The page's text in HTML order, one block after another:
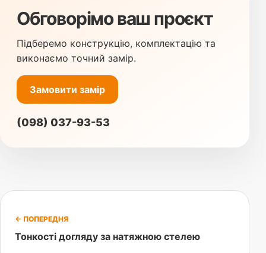
Обговорімо ваш проєкт
Підберемо конструкцію, комплектацію та
виконаємо точний замір.
Замовити замір
(098) 037-93-53
← ПОПЕРЕДНЯ
Тонкості догляду за натяжною стелею